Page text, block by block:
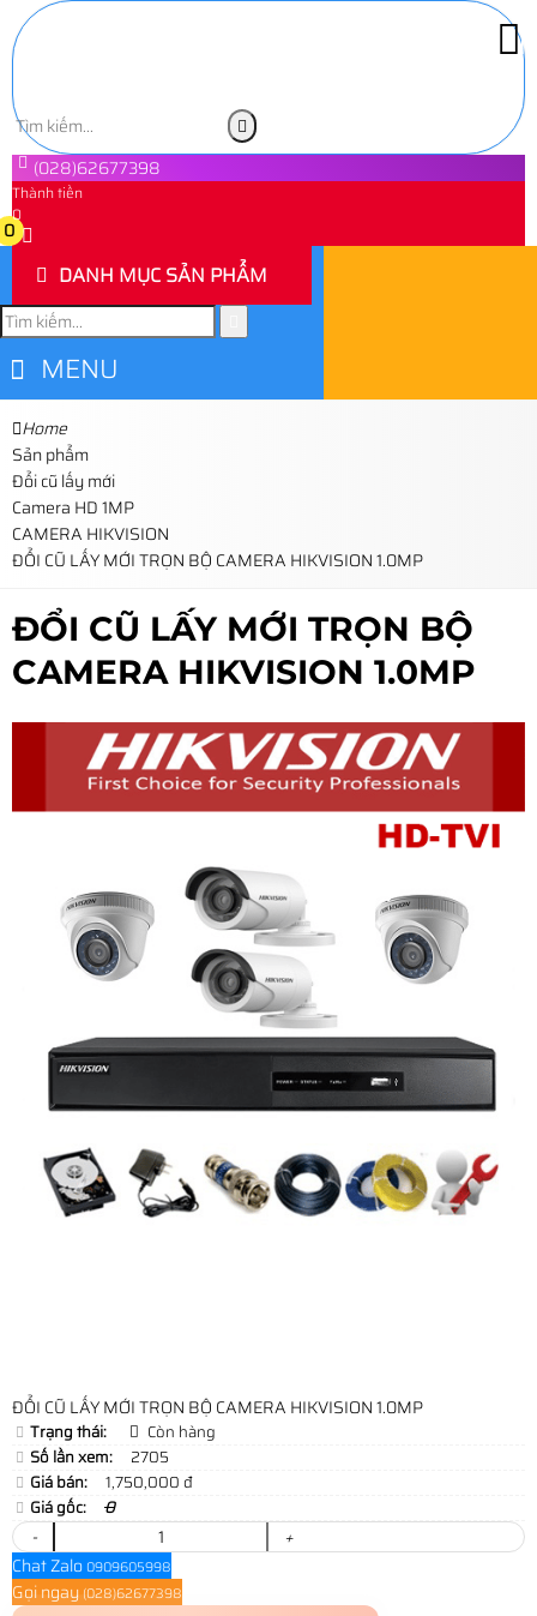
(028)62677398
Thành tiền
0
0
DANH MỤC SẢN PHẨM
MENU
Home
Sản phẩm
Đổi cũ lấy mới
Camera HD 1MP
CAMERA HIKVISION
ĐỔI CŨ LẤY MỚI TRỌN BỘ CAMERA HIKVISION 1.0MP
ĐỔI CŨ LẤY MỚI TRỌN BỘ
CAMERA HIKVISION 1.0MP
ĐỔI CŨ LẤY MỚI TRỌN BỘ CAMERA HIKVISION 1.0MP
Trạng thái:
Còn hàng
Số lần xem:
2705
Giá bán:
1,750,000 đ
Giá gốc:
0
-
+
Chat Zalo 0909605998
Gọi ngay (028)62677398